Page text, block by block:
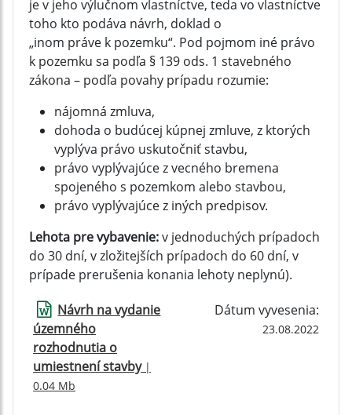
je v jeho výlučnom vlastníctve, teda vo vlastníctve
toho kto podáva návrh, doklad o
„inom práve k pozemku“. Pod pojmom iné právo
k pozemku sa podľa § 139 ods. 1 stavebného
zákona – podľa povahy prípadu rozumie:
nájomná zmluva,
dohoda o budúcej kúpnej zmluve, z ktorých
vyplýva právo uskutočniť stavbu,
právo vyplývajúce z vecného bremena
spojeného s pozemkom alebo stavbou,
právo vyplývajúce z iných predpisov.
Lehota pre vybavenie:v jednoduchých prípadoch
do 30 dní, v zložitejších prípadoch do 60 dní, v
prípade prerušenia konania lehoty neplynú).
Návrh na vydanie
územného
rozhodnutia o
umiestnení stavby|
0.04 Mb
Dátum vyvesenia:
23.08.2022